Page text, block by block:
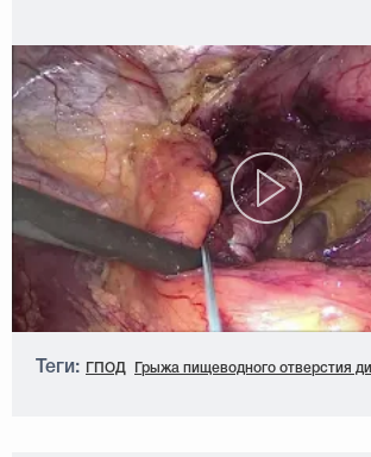
Теги: ГПОД Грыжа пищеводного отверстия